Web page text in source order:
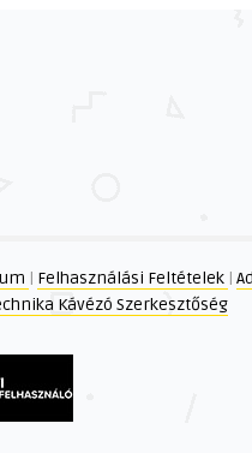
| Felhasználási Feltételek |
Kávézó Szerkesztőség